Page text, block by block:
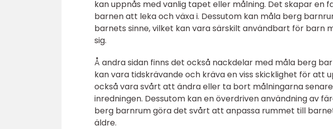
kan uppnås med vanlig tapet eller målning. Det skapar en
barnen att leka och växa i. Dessutom kan måla berg
barnets sinne, vilket kan vara särskilt användbart för barn
sig.
Å andra sidan finns det också nackdelar med måla berg
kan vara tidskrävande och kräva en viss skicklighet för att
också vara svårt att ändra eller ta bort målningarna
inredningen. Dessutom kan en överdriven användning av
berg barnrum göra det svårt att anpassa rummet till
äldre.